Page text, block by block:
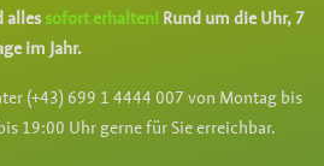
allessofort erhalten! Rund um die Uhr, 7
im Jahr.
(+43) 699 1 4444 007 von Montag bis
19:00 Uhr gerne für Sie erreichbar.